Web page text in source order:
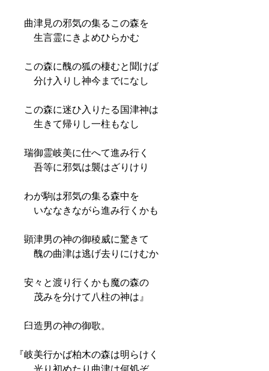
曲津見の邪気の集るこの森を
生言霊にきよめひらかむ
この森に醜の狐の棲むと聞けば
分け入りし神今までになし
この森に迷ひ入りたる国津神は
生きて帰りし一柱もなし
瑞御霊岐美に仕へて進み行く
吾等に邪気は襲はざりけり
わが駒は邪気の集る森中を
いななきながら進み行くかも
顕津男の神の御稜威に驚きて
醜の曲津は逃げ去りにけむか
安々と渡り行くかも魔の森の
茂みを分けて八柱の神は』
臼造男の神の御歌。
『岐美行かば柏木の森は明らけく